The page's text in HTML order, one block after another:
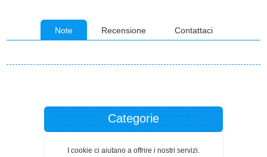
Note Recensione Contattaci
Categorie
Produttori
I cookie ci aiutano a offrire i nostri servizi.